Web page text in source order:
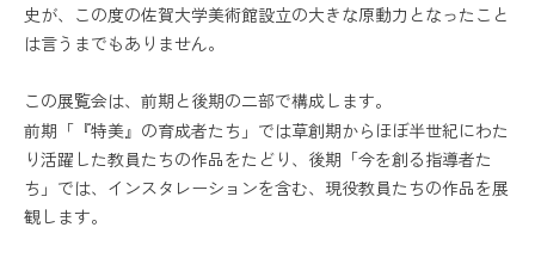
プレスリリース 各種ダウンロード
史が、この度の佐賀大学美術館設立の大きな原動力となったこと
は言うまでもありません。
この展覧会は、前期と後期の二部で構成します。
前期「『特美』の育成者たち」では草創期からほぼ半世紀にわた
り活躍した教員たちの作品をたどり、後期「今を創る指導者た
ち」では、インスタレーションを含む、現役教員たちの作品を展
観します。